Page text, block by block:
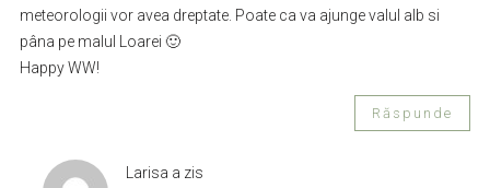
meteorologii vor avea dreptate. Poate ca va ajunge valul alb si
pâna pe malul Loarei 🙂
Happy WW!
Răspunde
Larisa a zis